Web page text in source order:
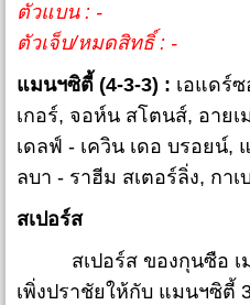
ตัวแบน : -
ตัวเจ็บ/หมดสิทธิ์ : -
แมนฯซิตี้ (4-3-3) : เอแดร์
เกอร์, จอห์น สโตนส์, อาย
เดลฟ์ - เควิน เดอ บรอยน์
ลบา - ราฮีม สเตอร์ลิ่ง, กาเ
สเปอร์ส
สเปอร์ส ของกุนซือ เม
เพิ่งปราชัยให้กับ แมนฯซิตี้